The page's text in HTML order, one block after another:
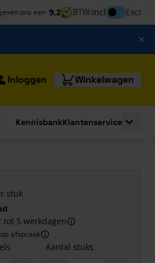
ons een 9,2 BTW:InclInclusief btw
Excl
Inloggen Winkelwagen
KennisbankKlantenservice
stuk
tot 5 werkdagen
afspraak
Aantal stuks